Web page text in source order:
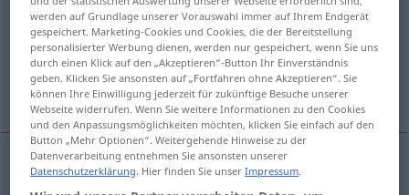
Übersicht aller Übersetzungen
(Für mehr Details die Übersetzung anklicken/antippen)
увозити
importieren
werden auf Grundlage unserer Vorauswahl immer auf Ihrem Endgerät
gespeichert. Marketing-Cookies und Cookies, die der Bereitstellung
personalisierter Werbung dienen, werden nur gespeichert, wenn Sie uns
durch einen Klick auf den „Akzeptieren“-Button Ihr Einverständnis
geben. Klicken Sie ansonsten auf „Fortfahren ohne Akzeptieren“. Sie
können Ihre Einwilligung jederzeit für zukünftige Besuche unserer
Webseite widerrufen. Wenn Sie weitere Informationen zu den Cookies
und den Anpassungsmöglichkeiten möchten, klicken Sie einfach auf den
Button „Mehr Optionen“. Weitergehende Hinweise zu der
Datenverarbeitung entnehmen Sie ansonsten unserer
Datenschutzerklärung. Hier finden Sie unserImpressum.